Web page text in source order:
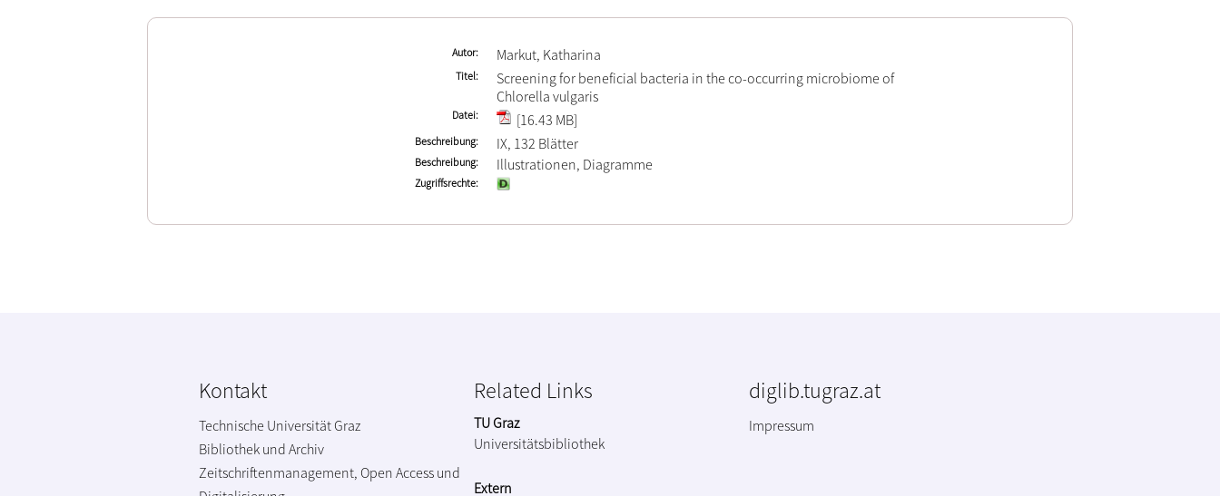
Autor Markut, Katharina
Titel
Screening for beneficial bacteria in the co-occurring microbiome of
Chlorella vulgaris
Datei [16.43 MB]
Beschreibung IX, 132 Blätter
Beschreibung Illustrationen, Diagramme
Zugriffsrechte
Kontakt
Technische Universität Graz
Bibliothek und Archiv
Zeitschriftenmanagement, Open Access und
Related Links
TU Graz
Universitätsbibliothek
Extern
diglib.tugraz.at
Impressum